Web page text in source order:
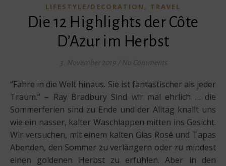
LIFESTYLE/DECORATION , TRAVEL
Die 12 Highlights der Côte
D’Azur im Herbst
3. November 2019 / No Comments
“Fahre in die Welt hinaus. Sie ist fantastischer als jeder
Traum.” – Ray Bradbury Sind wir mal ehrlich … die
Sommerferien sind zu Ende und der Alltag knallt uns
wie ein nasser, kalter Waschlappen mitten ins Gesicht.
Wir versuchen, mit einem kalten Glas Rosé und Tapas
Abenden, den Sommer zu verlängern oder zu mindest
einen goldenen Herbst zu erfühlen. Aber in den